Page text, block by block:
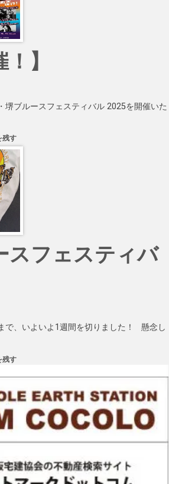
】
堺ブルースフェスティバル 2025を開催いた
残す
スフェスティバ
で、いよいよ1週間を切りました！ 懸念し
残す